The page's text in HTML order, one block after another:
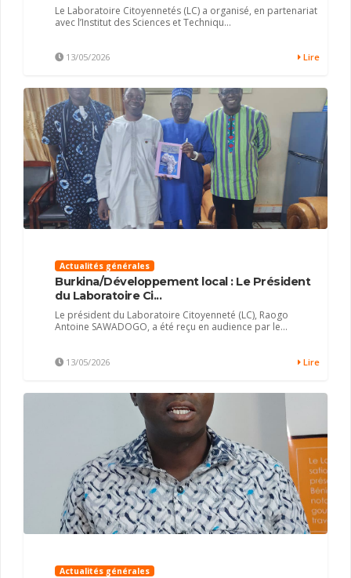
Le Laboratoire Citoyennetés (LC) a organisé, en partenariat
avec l’Institut des Sciences et Techniqu...
13/05/2026 Lire
Actualités générales
Burkina/Développement local : Le Président
du Laboratoire Ci...
Le président du Laboratoire Citoyenneté (LC), Raogo
Antoine SAWADOGO, a été reçu en audience par le...
13/05/2026 Lire
Actualités générales